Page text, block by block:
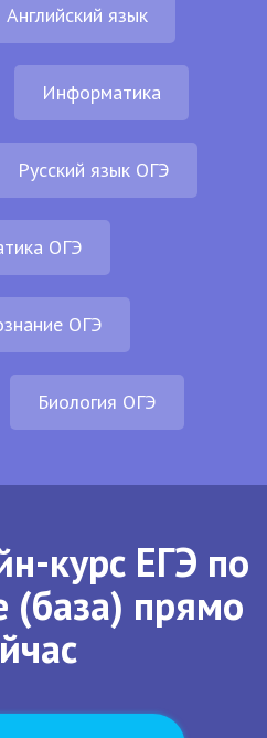
Английский язык
Информатика
Русский язык ОГЭ
ОГЭ
ОГЭ
Биология ОГЭ
курс ЕГЭ по
(база) прямо